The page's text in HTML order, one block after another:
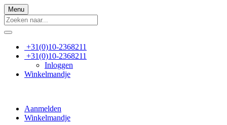
Menu
+31(0)10-2368211
+31(0)10-2368211
Inloggen
Winkelmandje
Aanmelden
Winkelmandje